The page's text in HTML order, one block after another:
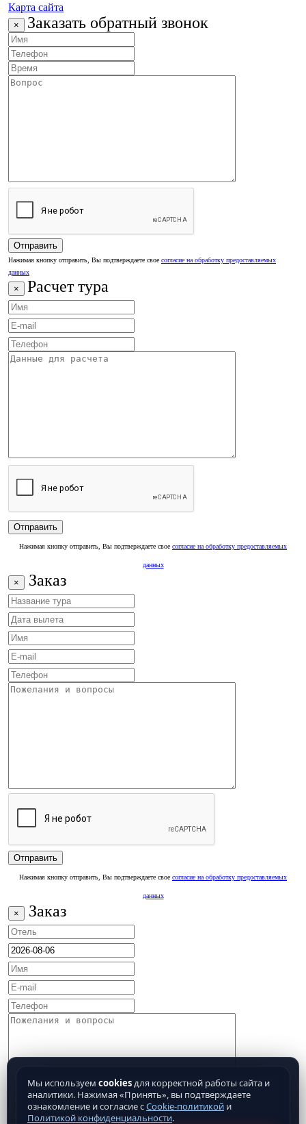
Карта сайта
× Заказать обратный звонок
Нажимая кнопку отправить, Вы подтверждаете свое согласие на обработку предоставляемых
данных
× Расчет тура
Нажимая кнопку отправить, Вы подтверждаете свое согласие на обработку предоставляемых
данных
× Заказ
Нажимая кнопку отправить, Вы подтверждаете свое согласие на обработку предоставляемых
данных
× Заказ
Мы используем cookiesдля корректной работы сайта и
аналитики. Нажимая «Принять», вы подтверждаете
ознакомление и согласие сCookie-политикой и
Политикой конфиденциальности.